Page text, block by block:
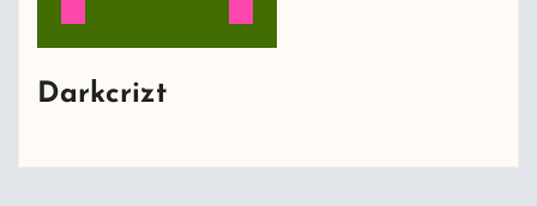
Darkcrizt